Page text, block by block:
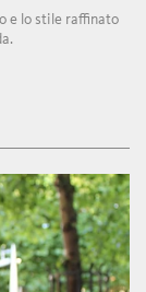
e lo stile raffinato